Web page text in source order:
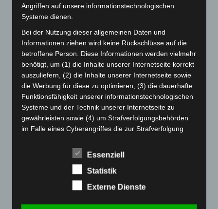
Juli 2024(89)
Juni 2024
April 2024(102)
März 2024 (103)
Februar 2024
(103)
Januar 2024(111)
Dezember 2023(130)
November 2023(130)
(133)
Angriffen auf unsere informationstechnologischen
Systeme dienen.
Bei der Nutzung dieser allgemeinen Daten und
Informationen ziehen wird keine Rückschlüsse auf die
betroffene Person. Diese Informationen werden vielmehr
benötigt, um (1) die Inhalte unserer Internetseite korrekt
auszuliefern, (2) die Inhalte unserer Internetseite sowie
die Werbung für diese zu optimieren, (3) die dauerhafte
Funktionsfähigkeit unserer informationstechnologischen
Systeme und der Technik unserer Internetseite zu
gewährleisten sowie (4) um Strafverfolgungsbehörden
im Falle eines Cyberangriffes die zur Strafverfolgung
anonym erhobenen Daten und Informationen werden
durch uns daher einerseits statistisch und ferner mit dem
Ziel ausgewertet, den Datenschutz und die
Datensicherheit in unserem Unternehmen zu erhöhen,
um letztlich ein optimales Schutzniveau für die von uns
verarbeiteten personenbezogenen Daten
Essenziell
Statistik
Externe Dienste